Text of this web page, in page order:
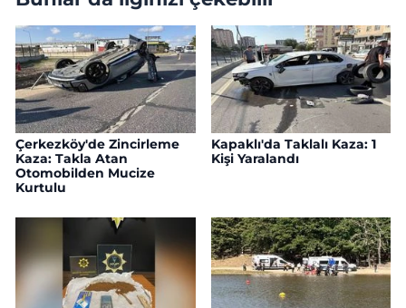
Çerkezköy'de Zincirleme
Kaza: Takla Atan
Otomobilden Mucize
Kurtulu
Kapaklı'da Taklalı Kaza: 1
Kişi Yaralandı